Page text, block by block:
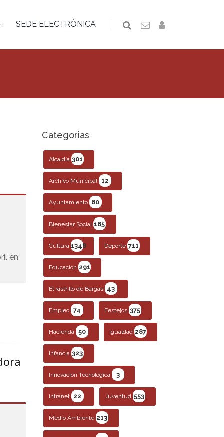
SEDE ELECTRÓNICA
en
Categorias
Alcaldía 301
Archivo Municipal 12
Ayuntamiento 60
Bienestar Social 185
Cultura 1348 Deporte 711
Educación 291
El rastrillo de Bargas 43
Empleo 74 Festejos 375
Hacienda 50 Igualdad 287
Infancia 323
Innovación Tecnológica 3
intranet 22 Juventud 553
Medio Ambiente 213